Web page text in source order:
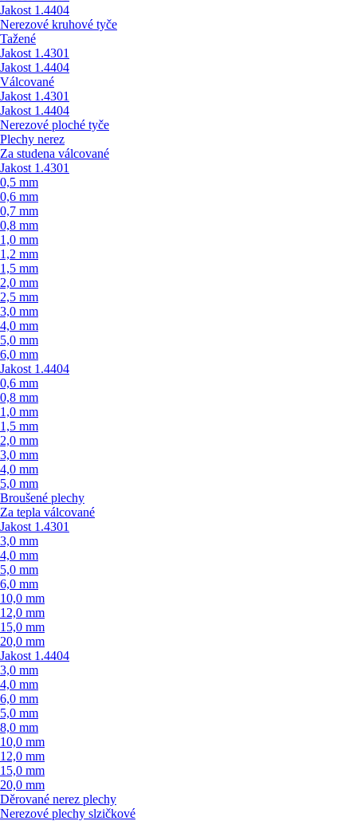
Jakost 1.4404
Nerezové kruhové tyče
Tažené
Jakost 1.4301
Jakost 1.4404
Válcované
Jakost 1.4301
Jakost 1.4404
Nerezové ploché tyče
Plechy nerez
Za studena válcované
Jakost 1.4301
0,5 mm
0,6 mm
0,7 mm
0,8 mm
1,0 mm
1,2 mm
1,5 mm
2,0 mm
2,5 mm
3,0 mm
4,0 mm
5,0 mm
6,0 mm
Jakost 1.4404
0,6 mm
0,8 mm
1,0 mm
1,5 mm
2,0 mm
3,0 mm
4,0 mm
5,0 mm
Broušené plechy
Za tepla válcované
Jakost 1.4301
3,0 mm
4,0 mm
5,0 mm
6,0 mm
10,0 mm
12,0 mm
15,0 mm
20,0 mm
Jakost 1.4404
3,0 mm
4,0 mm
6,0 mm
5,0 mm
8,0 mm
10,0 mm
12,0 mm
15,0 mm
20,0 mm
Děrované nerez plechy
Nerezové plechy slzičkové